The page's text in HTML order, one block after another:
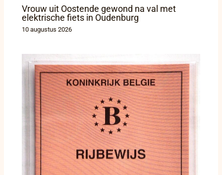
Vrouw uit Oostende gewond na val met
elektrische fiets in Oudenburg
10 augustus 2026